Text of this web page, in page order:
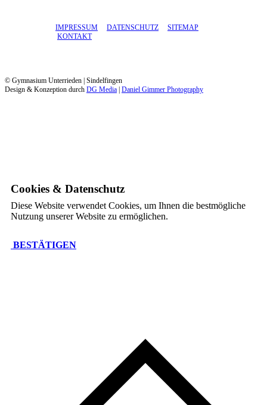
IMPRESSUM DATENSCHUTZ
SITEMAP
KONTAKT
© Gymnasium Unterrieden | Sindelfingen
Design & Konzeption durch DG Media Daniel Gimmer Photography
Cookies & Datenschutz
Diese Website verwendet Cookies, um Ihnen die bestmögliche
Nutzung unserer Website zu ermöglichen.
BESTÄTIGEN